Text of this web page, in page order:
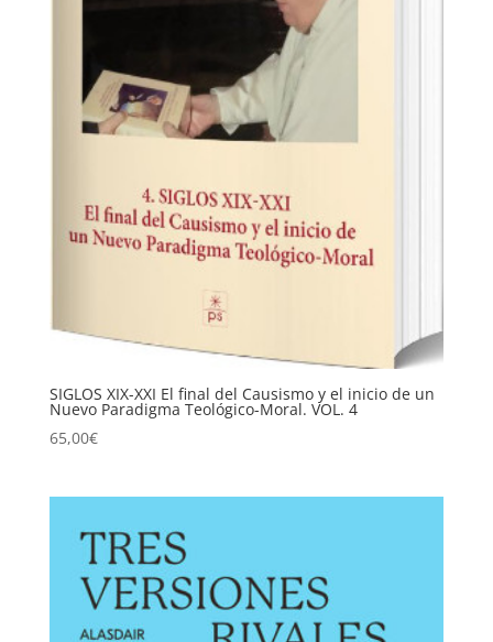
SIGLOS XIX-XXI El final del Causismo y el inicio de un
Nuevo Paradigma Teológico-Moral. VOL. 4
65,00€